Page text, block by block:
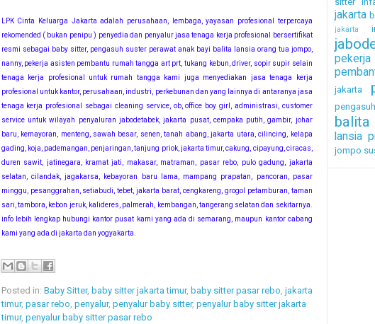
LPK Cinta Keluarga Jakarta adalah perusahaan, lembaga, yayasan profesional terpercaya
rekomended ( bukan penipu ) penyedia dan penyalur jasa tenaga kerja profesional bersertifikat
resmi sebagai baby sitter, pengasuh suster perawat anak bayi balita lansia orang tua jompo,
nanny, pekerja asisten pembantu rumah tangga art prt, tukang kebun, driver, sopir supir selain
tenaga kerja profesional untuk rumah tangga kami juga menyediakan jasa tenaga kerja
profesional untuk kantor, perusahaan, industri, perkebunan dan yang lainnya di antaranya jasa
tenaga kerja profesional sebagai cleaning service, ob, office boy girl, administrasi, customer
service untuk wilayah penyaluran jabodetabek, jakarta pusat, cempaka putih, gambir, johar
baru, kemayoran, menteng, sawah besar, senen, tanah abang, jakarta utara, cilincing, kelapa
gading, koja, pademangan, penjaringan, tanjung priok, jakarta timur, cakung, cipayung, ciracas,
duren sawit, jatinegara, kramat jati, makasar, matraman, pasar rebo, pulo gadung, jakarta
selatan, cilandak, jagakarsa, kebayoran baru lama, mampang prapatan, pancoran, pasar
minggu, pesanggrahan, setiabudi, tebet, jakarta barat, cengkareng, grogol petamburan, taman
sari, tambora, kebon jeruk, kalideres, palmerah, kembangan, tangerang selatan dan sekitarnya.
info lebih lengkap hubungi kantor pusat kami yang ada di semarang, maupun kantor cabang
kami yang ada di jakarta dan yogyakarta.
Posted in: Baby Sitter, baby sitter jakarta timur, baby sitter pasar rebo, jakarta
timur, pasar rebo, penyalur, penyalur baby sitter, penyalur baby sitter jakarta
timur, penyalur baby sitter pasar rebo
jakarta
jakarta
jakarta
balita
lansia
jompo